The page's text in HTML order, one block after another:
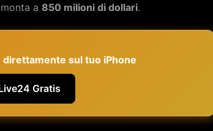
a 850 milioni di dollari.
direttamente sul tuo iPhone
Gratis